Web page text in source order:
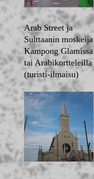
Arab Street ja
Sulttaanin moskeija
Kampong Glamissa
tai Arabikortteleilla
(turisti-ilmaisu)